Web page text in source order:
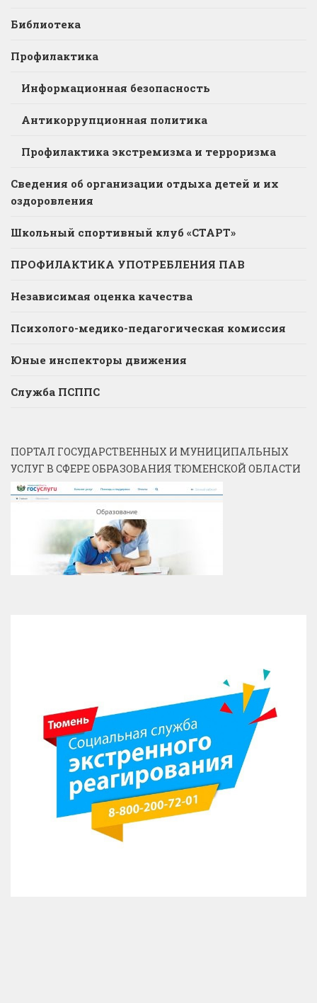
Библиотека
Профилактика
Информационная безопасность
Антикоррупционная политика
Профилактика экстремизма и терроризма
Сведения об организации отдыха детей и их
оздоровления
Школьный спортивный клуб «СТАРТ»
ПРОФИЛАКТИКА УПОТРЕБЛЕНИЯ ПАВ
Независимая оценка качества
Психолого-медико-педагогическая комиссия
Юные инспекторы движения
Служба ПСППС
ПОРТАЛ ГОСУДАРСТВЕННЫХ И МУНИЦИПАЛЬНЫХ
УСЛУГ В СФЕРЕ ОБРАЗОВАНИЯ ТЮМЕНСКОЙ ОБЛАСТИ